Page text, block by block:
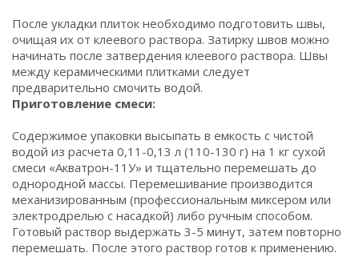
После укладки плиток необходимо подготовить швы,
очищая их от клеевого раствора. Затирку швов можно
начинать после затвердения клеевого раствора. Швы
между керамическими плитками следует
предварительно смочить водой.
Приготовление смеси:
Содержимое упаковки высыпать в емкость с чистой
водой из расчета 0,11-0,13 л (110-130 г) на 1 кг сухой
смеси «Акватрон-11У» и тщательно перемешать до
однородной массы. Перемешивание производится
механизированным (профессиональным миксером или
электродрелью с насадкой) либо ручным способом.
Готовый раствор выдержать 3-5 минут, затем повторно
перемешать. После этого раствор готов к применению.